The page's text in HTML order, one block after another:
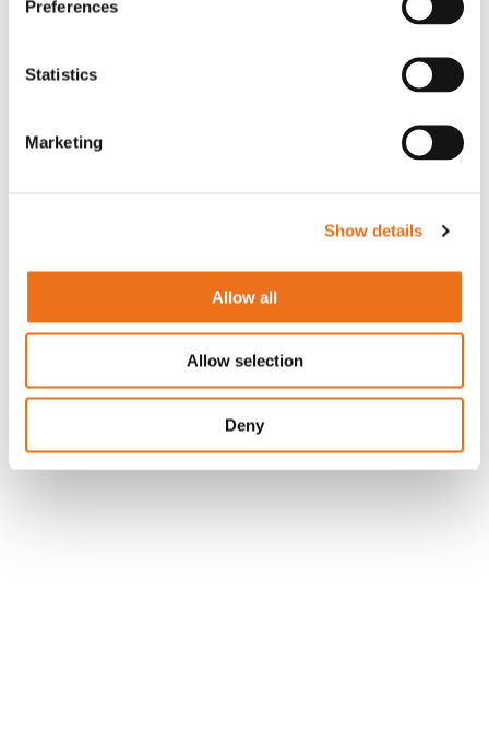
Preferences
Statistics
Marketing
Show details
Allow all
Allow selection
Deny